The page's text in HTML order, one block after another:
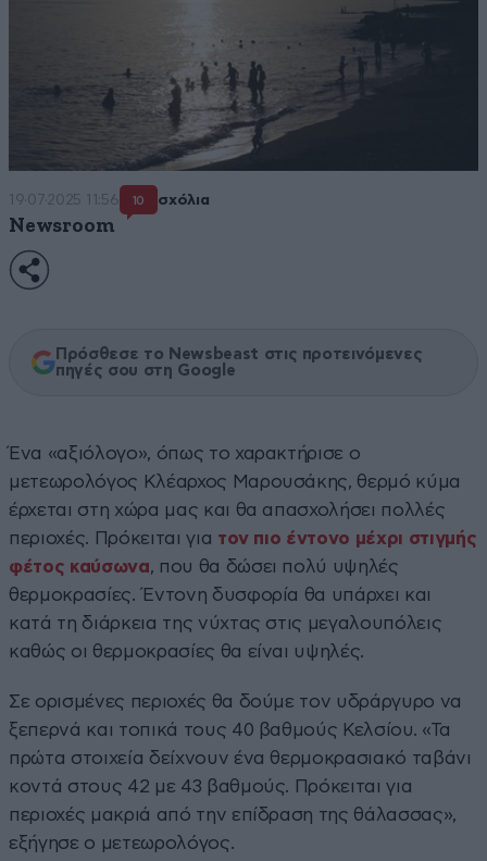
19·07·2025 11:56 10 σχόλια
Newsroom
Πρόσθεσε το Newsbeast στις προτεινόμενες
πηγές σου στη Google
Ένα «αξιόλογο», όπως το χαρακτήρισε ο
μετεωρολόγος Κλέαρχος Μαρουσάκης, θερμό κύμα
έρχεται στη χώρα μας και θα απασχολήσει πολλές
περιοχές. Πρόκειται για τον πιο έντονο μέχρι στιγμής
φέτος καύσωνα, που θα δώσει πολύ υψηλές
θερμοκρασίες. Έντονη δυσφορία θα υπάρχει και
κατά τη διάρκεια της νύχτας στις μεγαλουπόλεις
καθώς οι θερμοκρασίες θα είναι υψηλές.
Σε ορισμένες περιοχές θα δούμε τον υδράργυρο να
ξεπερνά και τοπικά τους 40 βαθμούς Κελσίου. «Τα
πρώτα στοιχεία δείχνουν ένα θερμοκρασιακό ταβάνι
κοντά στους 42 με 43 βαθμούς. Πρόκειται για
περιοχές μακριά από την επίδραση της θάλασσας»,
εξήγησε ο μετεωρολόγος.